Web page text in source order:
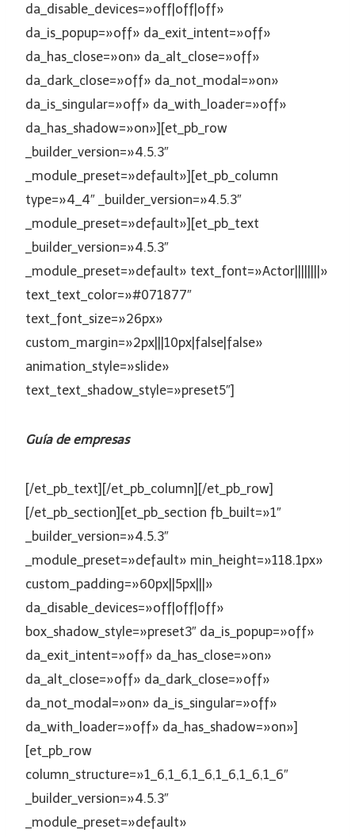
da_disable_devices=»off|off|off»
da_is_popup=»off» da_exit_intent=»off»
da_has_close=»on» da_alt_close=»off»
da_dark_close=»off» da_not_modal=»on»
da_is_singular=»off» da_with_loader=»off»
da_has_shadow=»on»][et_pb_row
_builder_version=»4.5.3″
_module_preset=»default»][et_pb_column
type=»4_4″ _builder_version=»4.5.3″
_module_preset=»default»][et_pb_text
_builder_version=»4.5.3″
_module_preset=»default» text_font=»Actor||||||||»
text_text_color=»#071877″
text_font_size=»26px»
custom_margin=»2px|||10px|false|false»
animation_style=»slide»
text_text_shadow_style=»preset5″]
Guía de empresas
[/et_pb_text][/et_pb_column][/et_pb_row]
[/et_pb_section][et_pb_section fb_built=»1″
_builder_version=»4.5.3″
_module_preset=»default» min_height=»118.1px»
custom_padding=»60px||5px|||»
da_disable_devices=»off|off|off»
box_shadow_style=»preset3″ da_is_popup=»off»
da_exit_intent=»off» da_has_close=»on»
da_alt_close=»off» da_dark_close=»off»
da_not_modal=»on» da_is_singular=»off»
da_with_loader=»off» da_has_shadow=»on»]
[et_pb_row
column_structure=»1_6,1_6,1_6,1_6,1_6,1_6″
_builder_version=»4.5.3″
_module_preset=»default»